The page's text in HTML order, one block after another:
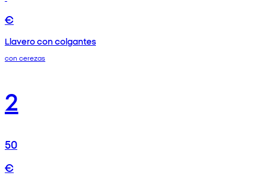
€
Llavero con colgantes
con cerezas
2
50
€